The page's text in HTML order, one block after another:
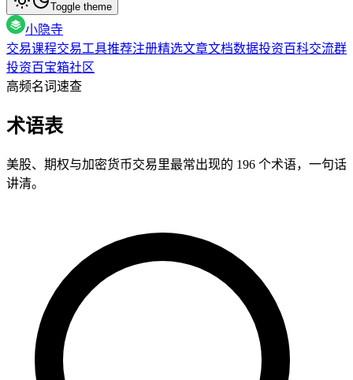
Toggle theme
小隐寺
交易课程交易工具推荐注册精选文章文档数据投资百科交流群
投资百宝箱社区
高频名词速查
术语表
美股、期权与加密货币交易里最常出现的 196 个术语，一句话
讲清。